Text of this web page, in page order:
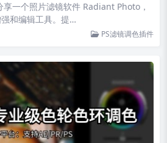
一个照片滤镜软件 Radiant Photo，
和编辑工具。提…
PS滤镜调色插件